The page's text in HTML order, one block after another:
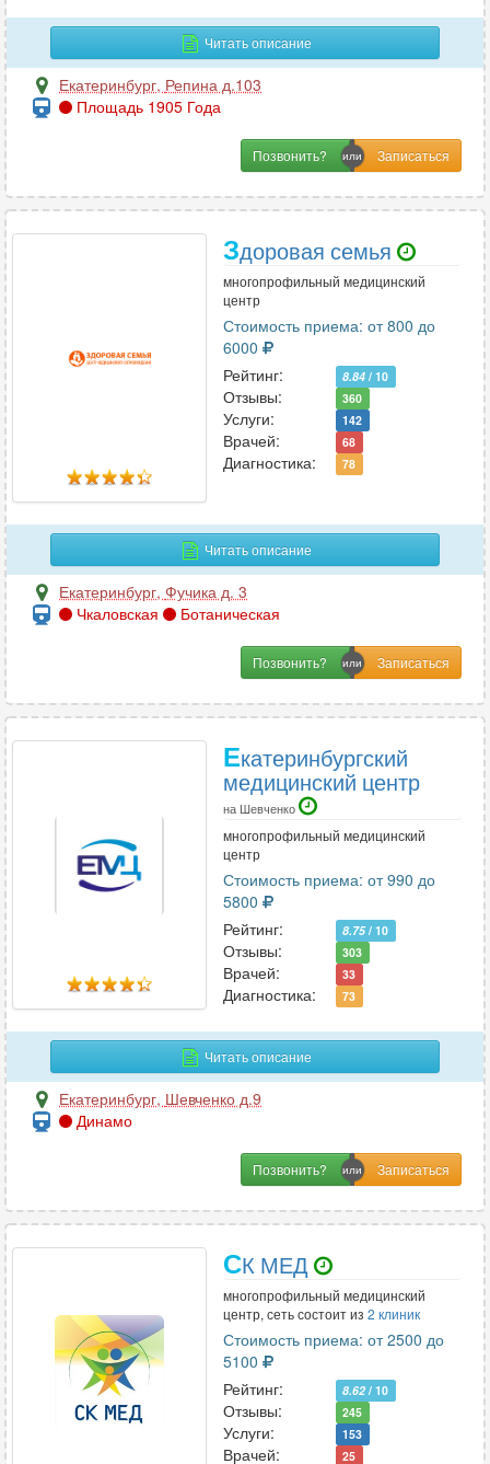
Иммунология 22
Инфекционные болезни 5
70
Кинезиология 6
Колопроктология
Логопедия
Маммология 29
Мануальная терапия
4
Н
Нейропсихология
Нейрофизиология
Нейрохирургия
Нутрициология
О
Онкология
Онкология-маммология
32
16
Отоларингология 35
Офтальмология
Педиатрия
Пластическая хирургия
Подология
Читать описание
Екатеринбург, Репина д.103
Площадь 1905 Года
Позвонить?
Здоровая семья
многопрофильный медицинский
центр
Стоимость приема: от 800 до
6000
Рейтинг:
8.84 / 10
Отзывы: 360
Услуги: 142
Врачей: 68
Диагностика: 78
Читать описание
Екатеринбург, Фучика д. 3
Чкаловская
Ботаническая
Позвонить?
Екатеринбургский
медицинский центр
на Шевченко
многопрофильный медицинский
центр
Стоимость приема: от 990 до
5800
Рейтинг:
8.75/ 10
Отзывы: 303
Врачей: 33
Диагностика: 73
Читать описание
Екатеринбург, Шевченко д.9
Динамо
Позвонить?
СК МЕД
многопрофильный медицинский
центр, сеть состоит из 2 клиник
Стоимость приема: от 2500 до
5100
Рейтинг:
8.62 / 10
Отзывы: 245
Услуги: 153
Врачей: 25